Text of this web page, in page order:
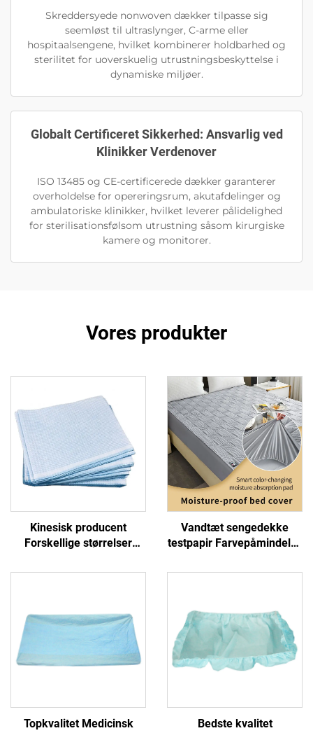
Skreddersyede nonwoven dækker tilpasse sig
seemløst til ultraslynger, C-arme eller
hospitaalsengene, hvilket kombinerer holdbarhed og
sterilitet for uoverskuelig utrustningsbeskyttelse i
dynamiske miljøer.
Globalt Certificeret Sikkerhed: Ansvarlig ved
Klinikker Verdenover
ISO 13485 og CE-certificerede dækker garanterer
overholdelse for opereringsrum, akutafdelinger og
ambulatoriske klinikker, hvilket leverer pålidelighed
for sterilisationsfølsom utrustning såsom kirurgiske
kamere og monitorer.
Vores produkter
Kinesisk producent
Forskellige størrelser
sengetæppe
Vandtæt sengedekke
testpapir Farvepåmindelse
vandtæt
Topkvalitet Medicinsk
Bedste kvalitet